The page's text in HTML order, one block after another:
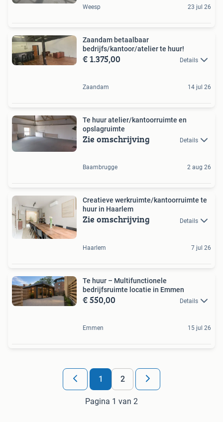
Weesp 23 jul 26
Zaandam betaalbaar
bedrijfs/kantoor/atelier te huur!
€ 1.375,00 Details
Zaandam 14 jul 26
Te huur atelier/kantoorruimte en
opslagruimte
Zie omschrijving Details
Baambrugge 2 aug 26
Creatieve werkruimte/kantoorruimte te
huur in Haarlem
Zie omschrijving Details
Haarlem 7 jul 26
Te huur – Multifunctionele
bedrijfsruimte locatie in Emmen
€ 550,00 Details
Emmen 15 jul 26
1 2
Pagina 1 van 2